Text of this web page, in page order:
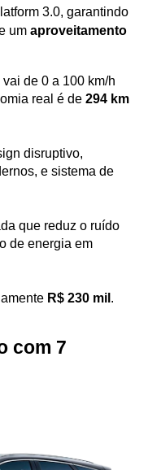
3.0, garantindo
um aproveitamento
vai de 0 a 100 km/h
real é de 294 km
disruptivo,
e sistema de
que reduz o ruído
de energia em
R$ 230 mil .
com 7